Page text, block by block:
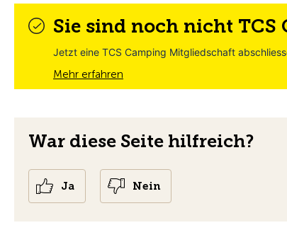
Sie sind noch nicht TCS
Jetzt eine TCS Camping Mitgliedschaft
Mehr erfahren
War diese Seite hilfreich?
Ja Nein